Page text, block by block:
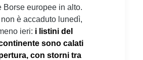
Borse europee in alto.
è accaduto lunedì,
ieri: i listini del
sono calati
con storni tra